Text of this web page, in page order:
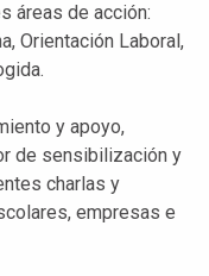
áreas de acción:
Orientación Laboral,
y apoyo,
de sensibilización y
charlas y
empresas e